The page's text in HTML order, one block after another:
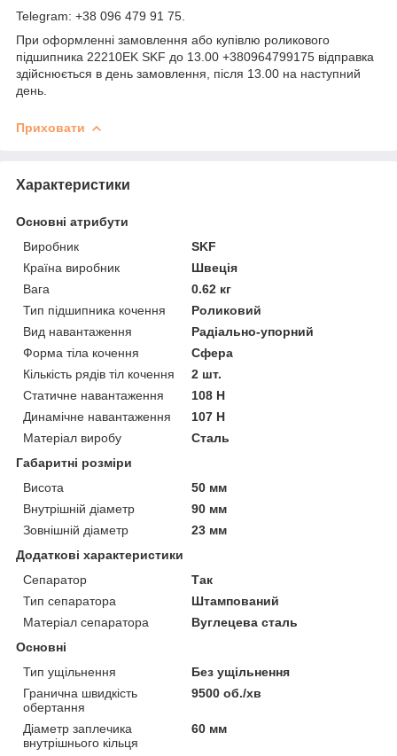
Telegram: +38 096 479 91 75.
При оформленні замовлення або купівлю роликового
підшипника 22210EK SKF до 13.00 +380964799175 відправка
здійснюється в день замовлення, після 13.00 на наступний
день.
Приховати
Характеристики
Основні атрибути
Виробник
SKF
Країна виробник
Швеція
Вага
0.62 кг
Тип підшипника кочення
Роликовий
Вид навантаження
Радіально-упорний
Форма тіла кочення
Сфера
Кількість рядів тіл кочення
2 шт.
Статичне навантаження
108 Н
Динамічне навантаження
107 Н
Матеріал виробу
Сталь
Габаритні розміри
Висота
50 мм
Внутрішній діаметр
90 мм
Зовнішній діаметр
23 мм
Додаткові характеристики
Сепаратор
Так
Тип сепаратора
Штампований
Матеріал сепаратора
Вуглецева сталь
Основні
Тип ущільнення
Без ущільнення
Гранична швидкість
обертання
9500 об./хв
Діаметр заплечика
внутрішнього кільця
60 мм